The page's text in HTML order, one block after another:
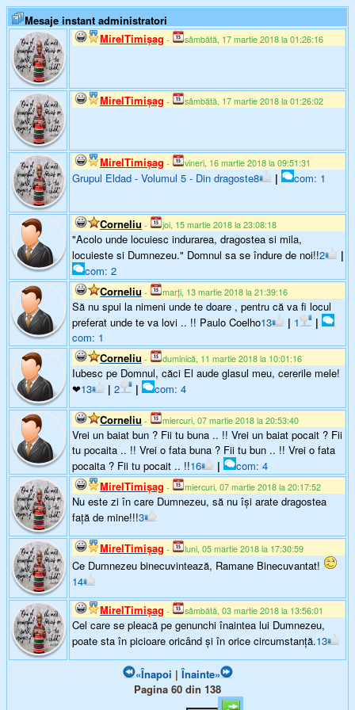
Mesaje instant administratori
MirelTimişag - sâmbătă, 17 martie 2018 la 01:26:16
MirelTimişag - sâmbătă, 17 martie 2018 la 01:26:02
MirelTimişag - vineri, 16 martie 2018 la 09:51:31
Grupul Eldad - Volumul 5 - Din dragoste8 | com: 1
Corneliu - joi, 15 martie 2018 la 23:08:18
"Acolo unde locuiesc indurarea, dragostea si mila,
locuieste si Dumnezeu." Domnul sa se îndure de noi!!2
|
com: 2
Corneliu - marți, 13 martie 2018 la 21:39:16
Să nu spui la nimeni unde te doare , pentru că va fi locul
preferat unde te va lovi .. !! Paulo Coelho13 | 1
|
com: 1
Corneliu - duminică, 11 martie 2018 la 10:01:16
Iubesc pe Domnul, căci El aude glasul meu, cererile mele!
❤13 | 2 | com: 4
Corneliu - miercuri, 07 martie 2018 la 20:53:40
Vrei un baiat bun ? Fii tu buna .. !! Vrei un baiat pocait ? Fii
tu pocaita .. !! Vrei o fata buna ? Fii tu bun .. !! Vrei o fata
pocaita ? Fii tu pocait .. !!16 |
com: 4
MirelTimişag - miercuri, 07 martie 2018 la 20:17:52
Nu este zi în care Dumnezeu, să nu îşi arate dragostea
faţă de mine!!!3
MirelTimişag - luni, 05 martie 2018 la 17:30:59
Ce Dumnezeu binecuvintează, Ramane Binecuvantat!
14
MirelTimişag - sâmbătă, 03 martie 2018 la 13:56:01
Cel care se pleacă pe genunchi înaintea lui Dumnezeu,
poate sta în picioare oricând şi în orice circumstanţă.13
«Înapoi |Înainte»
Pagina 60 din 138